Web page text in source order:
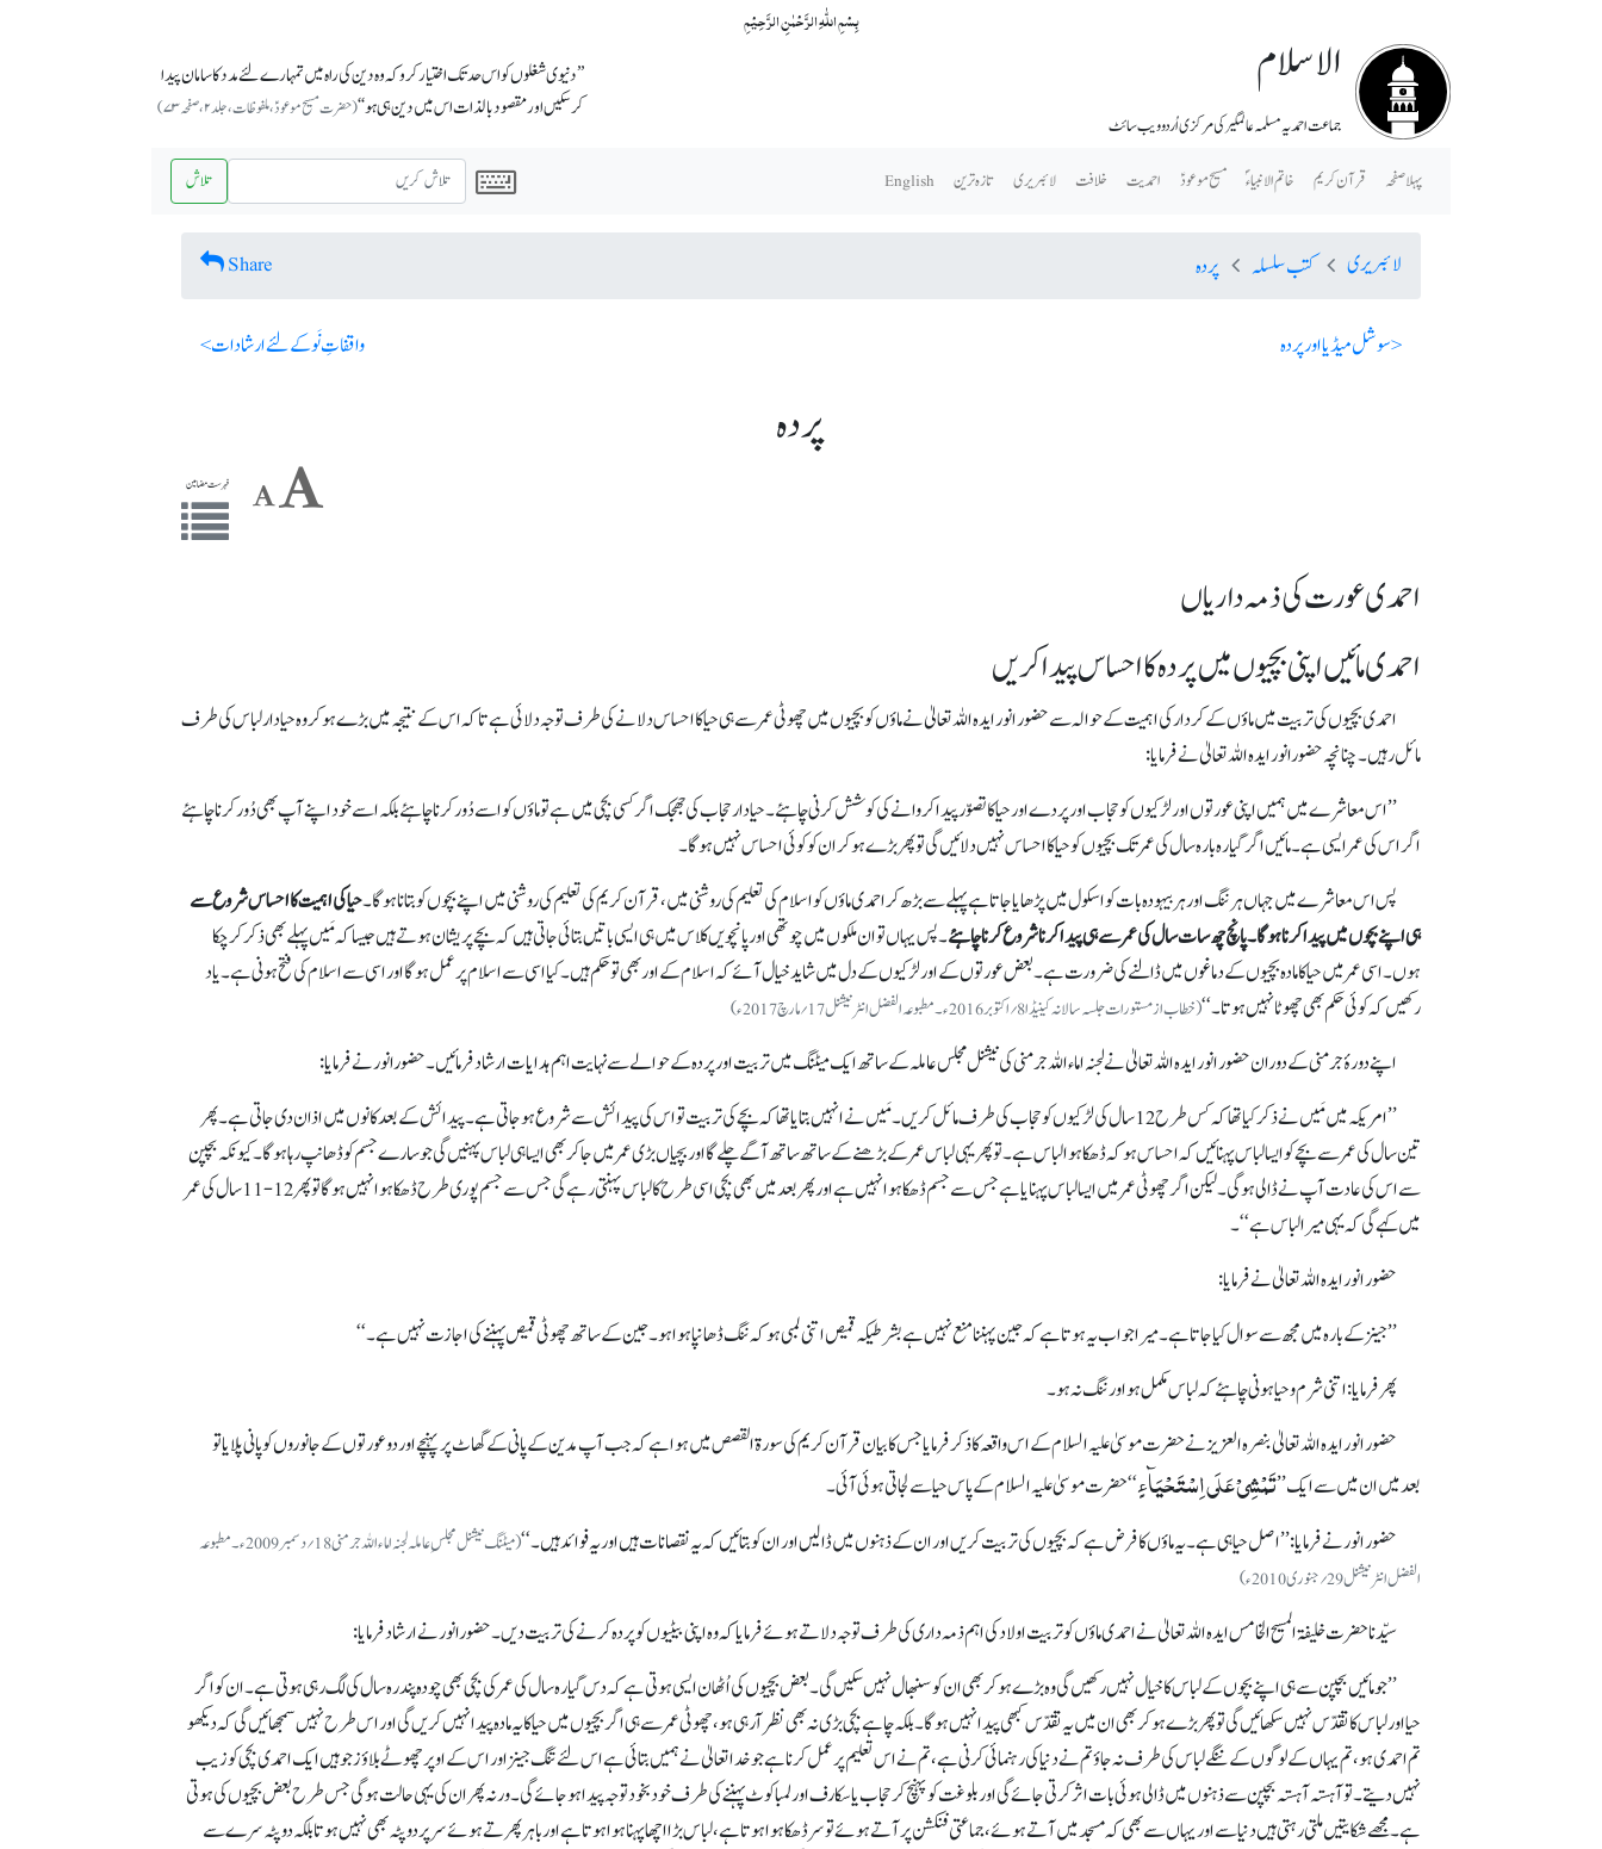
بِسۡمِ اللّٰہِ الرَّحۡمٰنِ الرَّحِیۡمِ
الاسلام
جماعت احمدیہ مسلمہ عالمگیر کی مرکزی اُردو ویب سائٹ
’’دنیوی شغلوں کو اس حد تک اختیار کرو کہ وہ دین کی راہ میں تمہارے لئے مدد کا سامان پیدا
کرسکیں اور مقصود بالذات اس میں دین ہی ہو‘‘(حضرت مسیح موعودؑ، ملفوظات، جلد ۲، صفحہ ۷۳)
پہلا صفحہ قرآن کریم خاتم الانبیاء ؐ مسیح موعودؑ احمدیت خلافت لائبریری تازہ ترین English تلاش
لائبریری کتب سلسلہ پردہ Share
< سوشل میڈیا اور پردہ واقفاتِ نَو کے لئے ارشادات >
پردہ
فہرست مضامین
احمدی عورت کی ذمہ داریاں
احمدی مائیں اپنی بچیوں میں پردہ کا احساس پیدا کریں
احمدی بچیوں کی تربیت میں ماؤں کے کردار کی اہمیت کے حوالہ سے حضور انور ایدہ اللہ تعالیٰ نے ماؤں کو بچیوں میں چھوٹی عمر سے ہی حیا کا احساس دلانے کی طرف توجہ دلائی ہے تاکہ اس کے نتیجہ میں بڑےہوکر وہ حیادار لباس کی طرف
مائل رہیں۔ چنانچہ حضورانور ایدہ اللہ تعالیٰ نے فرمایا:
’’اس معاشرے میں ہمیں اپنی عورتوں اور لڑکیوں کو حجاب اور پردے اور حیا کا تصوّر پیدا کروانے کی کوشش کرنی چاہئے۔ حیا دار حجاب کی جھجک اگر کسی بچی میں ہے تو ماؤں کو اسے دُور کرنا چاہئے بلکہ اسے خود اپنے آپ بھی دُور کرنا چاہئے
اگر اس کی عمر ایسی ہے۔ مائیں اگر گیارہ بارہ سال کی عمر تک بچیوں کو حیا کا احساس نہیں دلائیں گی تو پھر بڑے ہو کر ان کو کوئی احساس نہیں ہو گا۔
پس اس معاشرے میں جہاں ہر ننگ اور ہر بیہودہ بات کو اسکول میں پڑھایا جاتا ہے پہلے سے بڑھ کر احمدی ماؤں کو اسلام کی تعلیم کی روشنی میں، قرآن کریم کی تعلیم کی روشنی میں اپنے بچوں کو بتانا ہو گا۔حیا کی اہمیت کا احساس شروع سے
ہی اپنے بچوں میں پیدا کرنا ہو گا۔ پانچ چھ سات سال کی عمر سے ہی پیدا کرنا شروع کرنا چاہئے۔ پس یہاں تو ان ملکوں میں چوتھی اور پانچویں کلاس میں ہی ایسی باتیں بتائی جاتی ہیں کہ بچے پریشان ہوتے ہیں جیسا کہ مَیں پہلے بھی ذکر کر چکا
ہوں۔ اسی عمر میں حیا کا مادہ بچیوں کے دماغوں میں ڈالنے کی ضرورت ہے۔ بعض عورتوں کے اور لڑکیوں کے دل میں شاید خیال آئے کہ اسلام کے اور بھی تو حکم ہیں۔ کیا اسی سے اسلام پر عمل ہو گا اور اسی سے اسلام کی فتح ہونی ہے۔ یاد
رکھیں کہ کوئی حکم بھی چھوٹا نہیں ہوتا۔ ‘‘(خطاب از مستورات جلسہ سالانہ کینیڈا8 ؍اکتوبر 2016 ء۔ مطبوعہ الفضل انٹرنیشنل 17 ؍مارچ 2017ء)
اپنے دورۂ جرمنی کے دوران حضور انور ایدہ اللہ تعالیٰ نے لجنہ اماء اللہ جرمنی کی نیشنل مجلس عاملہ کے ساتھ ایک میٹنگ میں تربیت اور پردہ کے حوالے سے نہایت اہم ہدایات ارشاد فرمائیں۔ حضورانور نے فرمایا:
’’ امریکہ میں مَیں نے ذکر کیاتھا کہ کس طرح 12سال کی لڑکیوں کو حجاب کی طرف مائل کریں۔ مَیں نے انہیں بتایاتھا کہ بچے کی تربیت تو اس کی پیدائش سے شروع ہو جاتی ہے۔ پیدائش کے بعد کانوں میں اذان دی جاتی ہے۔ پھر
تین سال کی عمرسے بچے کوایسا لباس پہنائیں کہ احساس ہو کہ ڈھکا ہوا لباس ہے۔ تو پھر یہی لباس عمر کے بڑھنے کے ساتھ ساتھ آگے چلے گا اور بچیا ں بڑی عمر میں جاکر بھی ایسا ہی لباس پہنیں گی جو سارے جسم کو ڈھانپ رہاہوگا۔ کیونکہ بچپن
سے اس کی عادت آپ نے ڈالی ہوگی۔ لیکن اگر چھوٹی عمر میں ایسا لباس پہنایا ہے جس سے جسم ڈھکا ہوانہیں ہے اور پھر بعد میں بھی بچی اسی طرح کا لباس پہنتی رہے گی جس سے جسم پوری طرح ڈھکاہوانہیں ہوگا تو پھر12-11سال کی عمر
میں کہے گی کہ یہی میرا لباس ہے‘‘۔
حضور انور ایدہ اللہ تعالیٰ نے فرمایا :
’’جینز کے بارہ میں مجھ سے سوال کیاجاتاہے۔ میرا جواب یہ ہوتا ہے کہ جین پہننا منع نہیں ہے بشرطیکہ قمیص اتنی لمبی ہو کہ ننگ ڈھانپا ہواہو۔ جین کے ساتھ چھوٹی قمیص پہننے کی اجازت نہیں ہے۔ ‘‘
پھر فرمایا: اتنی شرم و حیا ہونی چاہئے کہ لباس مکمل ہو اور ننگ نہ ہو۔
حضور انور ایدہ اللہ تعالیٰ بنصرہ العزیز نے حضرت مو سیٰ علیہ السلام کے اس واقعہ کا ذکر فرمایا جس کا بیان قرآن کریم کی سورۃ القصص میں ہواہے کہ جب آپ مدین کے پانی کے گھاٹ پر پہنچے اور دو عورتوں کے جانوروں کو پانی پلایاتو
بعدمیں ان میں سے ایک ’’تَمْشِیْ عَلَی اِسْتَحْیَآءٍ‘‘حضرت موسیٰ علیہ السلام کے پاس حیا سے لجاتی ہوئی آئی۔
حضور انور نے فرمایا: ’’اصل حیاہی ہے۔ یہ ماؤں کا فر ض ہے کہ بچیوں کی تربیت کریں اور ان کے ذہنوں میں ڈالیں اور ان کو بتائیں کہ یہ نقصانات ہیں اور یہ فوائد ہیں۔ ‘‘
(میٹنگ نیشنل مجلس ِعاملہ لجنہ اماء اللہ جرمنی 18 ؍دسمبر 2009 ء۔ مطبوعہ
الفضل انٹرنیشنل 29 ؍جنوری 2010ء)
سیّدنا حضرت خلیفۃالمسیح الخامس ایدہ اللہ تعالیٰ نے احمدی ماؤں کو تربیت اولاد کی اہم ذمہ داری کی طرف توجہ دلاتے ہوئے فرمایا کہ وہ اپنی بیٹیوں کو پردہ کرنے کی تربیت دیں۔ حضورانور نے ارشاد فرمایا:
’’جو مائیں بچپن سے ہی اپنے بچوں کے لباس کا خیال نہیں رکھیں گی وہ بڑے ہو کر بھی ان کو سنبھال نہیں سکیں گی۔ بعض بچیوں کی اُٹھان ایسی ہوتی ہے کہ دس گیارہ سال کی عمر کی بچی بھی چودہ پندرہ سال کی لگ رہی ہوتی ہے۔ ان کو اگر
حیا اور لباس کا تقدّس نہیں سکھائیں گی تو پھر بڑے ہو کر بھی ان میں یہ تقدّس کبھی پیدا نہیں ہوگا۔ بلکہ چاہے بچی بڑی نہ بھی نظر آرہی ہو، چھوٹی عمر سے ہی اگر بچیوں میں حیا کا یہ مادہ پیدا نہیں کریں گی اور اس طرح نہیں سمجھائیں گی کہ دیکھو
تم احمدی ہو، تم یہاں کے لوگوں کے ننگے لباس کی طرف نہ جاؤ تم نے دنیا کی رہنمائی کرنی ہے، تم نے اس تعلیم پر عمل کرنا ہے جو خدا تعالیٰ نے ہمیں بتائی ہے اس لئے تنگ جینز اور اس کے اوپر چھوٹے بلاؤز جو ہیں ایک احمدی بچی کو زیب
نہیں دیتے۔ تو آہستہ آہستہ بچپن سے ذہنوں میں ڈالی ہوئی بات اثر کرتی جائے گی اور بلوغت کو پہنچ کر حجاب یا سکارف اور لمبا کوٹ پہننے کی طرف خود بخود توجہ پیدا ہو جائے گی۔ ورنہ پھر ان کی یہی حالت ہوگی جس طرح بعض بچیوں کی ہوتی
ہے۔ مجھے شکایتیں ملتی رہتی ہیں دنیا سے اور یہاں سے بھی کہ مسجد میں آتے ہوئے، جماعتی فنکشن پر آتے ہوئے تو سر ڈھکا ہواہوتا ہے، لباس بڑا اچھا پہنا ہواہوتا ہے اور باہر پھرتے ہوئے سر پر دوپٹہ بھی نہیں ہوتا بلکہ دوپٹہ سرے سے